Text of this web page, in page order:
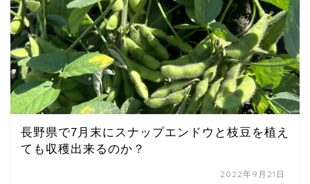
長野県で7月末にスナップエンドウと枝豆を植え
ても収穫出来るのか？
2022年9月21日